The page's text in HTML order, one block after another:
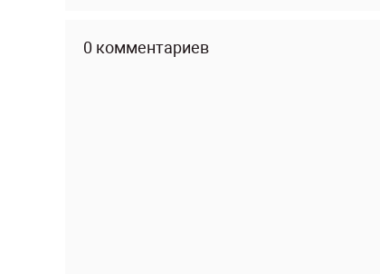
0 комментариев